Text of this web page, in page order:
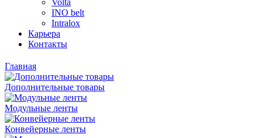
Volta
INO belt
Intralox
Карьера
Контакты
Главная
Дополнительные товары
Модульные ленты
Конвейерные ленты